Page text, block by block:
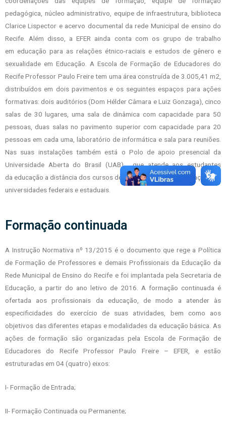
pedagógica, núcleo administrativo, equipe de infraestrutura, biblioteca
Clarice Lispector e acervo documental da rede Municipal de ensino do
Recife. Além disso, a EFER ainda conta com os grupo de trabalho
em educação para as relações étnico-raciais e estudos de gênero e
sexualidade em Educação. A Escola de Formação de Educadores do
Recife Professor Paulo Freire tem uma área construída de 3.005,41 m2,
distribuídos em dois pavimentos e os seguintesespaços para ações
formativas: dois auditórios (Dom Hélder Câmara e Luiz Gonzaga), cinco
salas de 30 lugares, uma sala de dinâmica com capacidade para 50
pessoas, duas salas no pavimento superior com capacidade para 20
pessoas em cada uma, laboratório de informática e sala para reuniões.
Nas suas instalações também está o Polo de apoio presencial da
Universidade Aberta do Brasil (UAB) , que atende aos estudantes
daeducação a distância dos cursos de graduação e pós-graduação das
universidadesfederais e estaduais.
Formação continuada
A Instrução Normativa nº 13/2015 é o documento que rege a Política
de Formação de Professores e demais Profissionais da Educação da
Rede Municipal de Ensino do Recife e foi implantada pela Secretaria de
Educação, a partir do ano letivo de 2016. A formação continuada é
ofertada aos profissionais da educação, de modo a atender às
especificidades do exercício de suas atividades, bem como aos
objetivos das diferentes etapas e modalidades da educação básica. As
ações deformação são organizadas pela Escola de Formação de
Educadoresdo Recife Professor Paulo Freire – EFER, e estão
estruturadas em 04 (quatro) eixos:
I- Formação de Entrada;
II- Formação Continuada ou Permanente;